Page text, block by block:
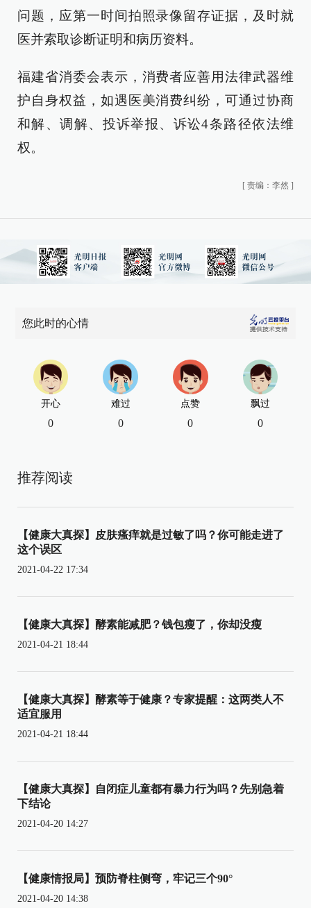
问题，应第一时间拍照录像留存证据，及时就
医并索取诊断证明和病历资料。
福建省消委会表示，消费者应善用法律武器维
护自身权益，如遇医美消费纠纷，可通过协商
和解、调解、投诉举报、诉讼4条路径依法维
权。
[ 责编：李然 ]
您此时的心情
开心
0
难过
0
点赞
0
飘过
0
推荐阅读
【健康大真探】皮肤瘙痒就是过敏了吗？你可能走进了
这个误区
2021-04-22 17:34
【健康大真探】酵素能减肥？钱包瘦了，你却没瘦
2021-04-21 18:44
【健康大真探】酵素等于健康？专家提醒：这两类人不
适宜服用
2021-04-21 18:44
【健康大真探】自闭症儿童都有暴力行为吗？先别急着
下结论
2021-04-20 14:27
【健康情报局】预防脊柱侧弯，牢记三个90°
2021-04-20 14:38